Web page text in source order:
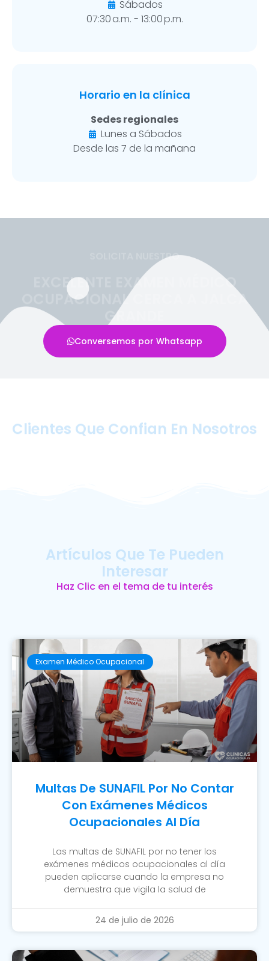
Sábados
07:30 a.m. - 13:00 p.m.
Horario en la clínica
Sedes regionales
Lunes a Sábados
Desde las 7 de la mañana
SOLICITA NUESTRO
EXCELENTE EXAMEN MÉDICO
OCUPACIONAL CERCA A JALCA
GRANDE
Conversemos por Whatsapp
Clientes Que Confian En Nosotros
Artículos Que Te Pueden
Interesar
Haz Clic en el tema de tu interés
Examen Médico Ocupacional
Multas De SUNAFIL Por No Contar
Con Exámenes Médicos
Ocupacionales Al Día
Las multas de SUNAFIL por no tener los
exámenes médicos ocupacionales al día
pueden aplicarse cuando la empresa no
demuestra que vigila la salud de
24 de julio de 2026